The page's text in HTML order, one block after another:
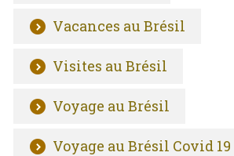
Vacances au Brésil
Visites au Brésil
Voyage au Brésil
Voyage au Brésil Covid 19